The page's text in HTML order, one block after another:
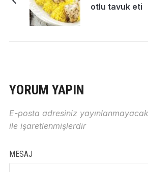
otlu tavuk eti
YORUM YAPIN
E-posta adresiniz
ile işaretlenmişlerdir
MESAJ